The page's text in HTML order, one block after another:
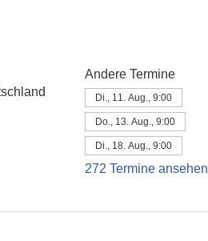
Andere Termine
Di., 11. Aug., 9:00
Do., 13. Aug., 9:00
Di., 18. Aug., 9:00
272 Termine ansehen